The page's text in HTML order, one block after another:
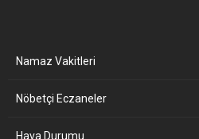
Namaz Vakitleri
Nöbetçi Eczaneler
Hava Durumu